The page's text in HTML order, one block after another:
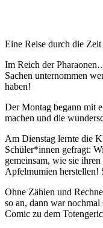
Eine Reise durch die
Im Reich der
Sachen unternommen
haben!
Der Montag begann mit
machen und die
Am Dienstag lernte die
Schüler*innen gefragt:
gemeinsam, wie sie
Apfelmumien herstellen!
Ohne Zählen und
so an, dann war
Comic zu dem